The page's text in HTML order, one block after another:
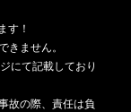
す！
きません。
にて記載しており
故の際、責任は負